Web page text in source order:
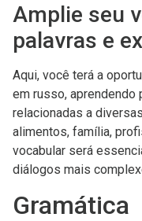
Amplie seu
palavras e
Aqui, você terá a
em russo,
relacionadas a
alimentos, família,
vocabular será
diálogos mais
Gramática